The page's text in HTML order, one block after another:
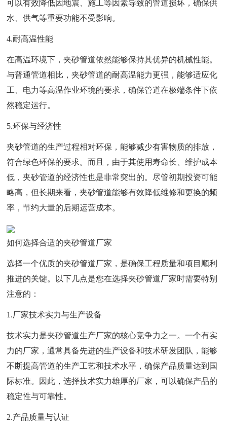
可以有效降低因地震、施工等因素导致的管道损坏，确保供
水、供气等重要功能不受影响。
4.耐高温性能
在高温环境下，夹砂管道依然能够保持其优异的机械性能。
与普通管道相比，夹砂管道的耐高温能力更强，能够适应化
工、电力等高温作业环境的要求，确保管道在极端条件下依
然稳定运行。
5.环保与经济性
夹砂管道的生产过程相对环保，能够减少有害物质的排放，
符合绿色环保的要求。而且，由于其使用寿命长、维护成本
低，夹砂管道的经济性也是非常突出的。尽管初期投资可能
略高，但长期来看，夹砂管道能够有效降低维修和更换的频
率，节约大量的后期运营成本。
如何选择合适的夹砂管道厂家
选择一个优质的夹砂管道厂家，是确保工程质量和项目顺利
推进的关键。以下几点是您在选择夹砂管道厂家时需要特别
注意的：
1.厂家技术实力与生产设备
技术实力是夹砂管道生产厂家的核心竞争力之一。一个有实
力的厂家，通常具备先进的生产设备和技术研发团队，能够
不断提高管道的生产工艺和技术水平，确保产品质量达到国
际标准。因此，选择技术实力雄厚的厂家，可以确保产品的
稳定性与可靠性。
2.产品质量与认证